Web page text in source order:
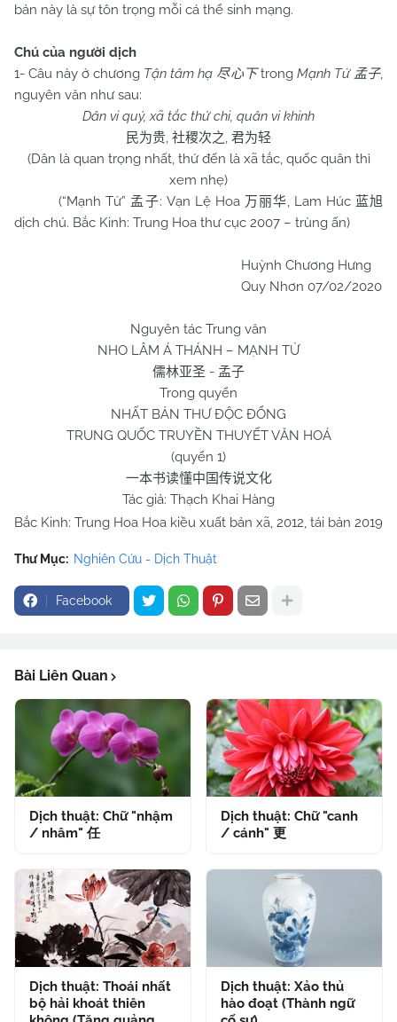
bản này là sự tôn trọng mỗi cá thể sinh mạng.
Chú của người dịch
1- Câu này ở chương Tận tâm hạ 尽心下 trong Mạnh Tử 孟子,
nguyên văn như sau:
Dân vi quý, xã tắc thứ chi, quân vi khinh
民为贵, 社稷次之, 君为轻
(Dân là quan trọng nhất, thứ đến là xã tắc, quốc quân thì
xem nhẹ)
(“Mạnh Tử” 孟子: Vạn Lệ Hoa 万丽华, Lam Húc 蓝旭
dịch chú. Bắc Kinh: Trung Hoa thư cục 2007 – trùng ấn)
Huỳnh Chương Hưng
Quy Nhơn 07/02/2020
Nguyên tác Trung văn
NHO LÂM Á THÁNH – MẠNH TỬ
儒林亚圣 - 孟子
Trong quyển
NHẤT BẢN THƯ ĐỘC ĐỔNG
TRUNG QUỐC TRUYỀN THUYẾT VĂN HOÁ
(quyển 1)
一本书读懂中国传说文化
Tác giả: Thạch Khai Hàng
Bắc Kinh: Trung Hoa Hoa kiều xuất bản xã, 2012, tái bản 2019
Thư Mục: Nghiên Cứu - Dịch Thuật
Facebook
Bài Liên Quan
Dịch thuật: Chữ "nhậm
/ nhâm" 任
Dịch thuật: Chữ "canh
/ cánh" 更
Dịch thuật: Thoái nhất
bộ hải khoát thiên
Dịch thuật: Xảo thủ
hào đoạt (Thành ngữ